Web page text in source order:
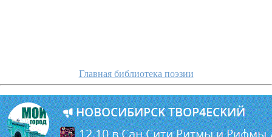
Главная библиотека поэзии